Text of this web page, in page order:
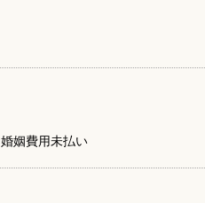
婚姻費用未払い